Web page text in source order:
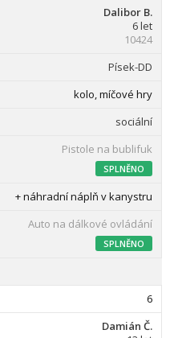
Dalibor B.
6 let
10424
Písek-DD
kolo, míčové hry
sociální
Pistole na bublifuk
SPLNĚNO
+ náhradní náplň v kanystru
Auto na dálkové ovládání
SPLNĚNO
6
Damián Č.